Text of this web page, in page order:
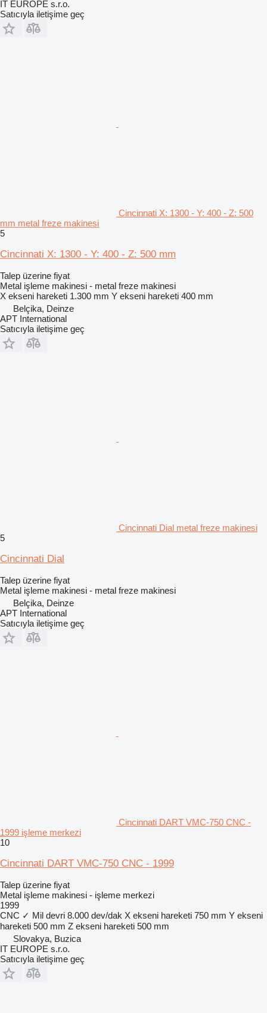
IT EUROPE s.r.o.
Satıcıyla iletişime geç
Cincinnati X: 1300 - Y: 400 - Z: 500
mm metal freze makinesi
5
Cincinnati X: 1300 - Y: 400 - Z: 500 mm
Talep üzerine fiyat
Metal işleme makinesi - metal freze makinesi
X ekseni hareketi 1.300 mm Y ekseni hareketi 400 mm
Belçika, Deinze
APT International
Satıcıyla iletişime geç
Cincinnati Dial metal freze makinesi
5
Cincinnati Dial
Talep üzerine fiyat
Metal işleme makinesi - metal freze makinesi
Belçika, Deinze
APT International
Satıcıyla iletişime geç
Cincinnati DART VMC-750 CNC -
1999 işleme merkezi
10
Cincinnati DART VMC-750 CNC - 1999
Talep üzerine fiyat
Metal işleme makinesi - işleme merkezi
1999
CNC ✓ Mil devri 8.000 dev/dak X ekseni hareketi 750 mm Y ekseni
hareketi 500 mm Z ekseni hareketi 500 mm
Slovakya, Buzica
IT EUROPE s.r.o.
Satıcıyla iletişime geç